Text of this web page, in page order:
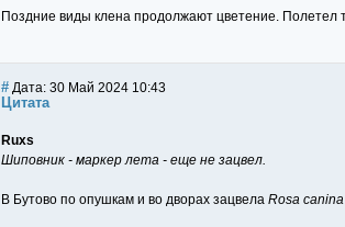
Поздние виды клена продолжают цветение. Полетел
# Дата: 30 Май 2024 10:43
Цитата
Ruxs
Шиповник - маркер лета - еще не зацвел.
В Бутово по опушкам и во дворах зацвела Rоsa canina